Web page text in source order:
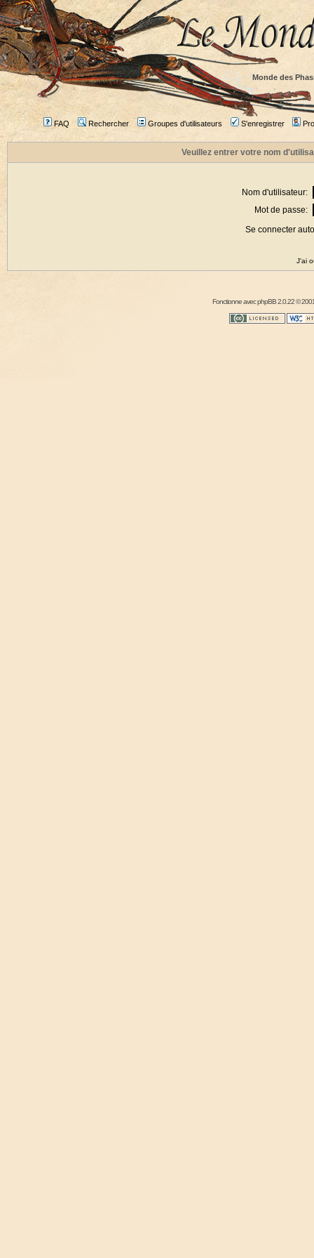
Monde des
FAQ Rechercher Groupes d'utilisateurs S'enregistrer
Veuillez entrer votre nom
Nom d'utilisateur:
Mot de passe:
Se connecter
J'ai
Fonctionne avecphpBB2.0.22 ©